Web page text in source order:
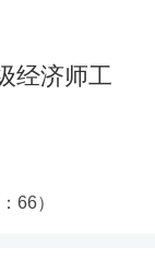
经济师工
66）